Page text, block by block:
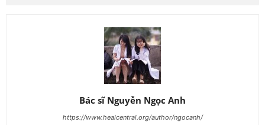
Bác sĩ Nguyễn Ngọc Anh
https://www.healcentral.org/author/ngocanh/